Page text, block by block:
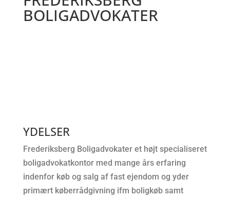
BOLIGADVOKATER
YDELSER
Frederiksberg Boligadvokater et højt specialiseret
boligadvokatkontor med mange års erfaring
indenfor køb og salg af fast ejendom og yder
primært køberrådgivning ifm boligkøb samt